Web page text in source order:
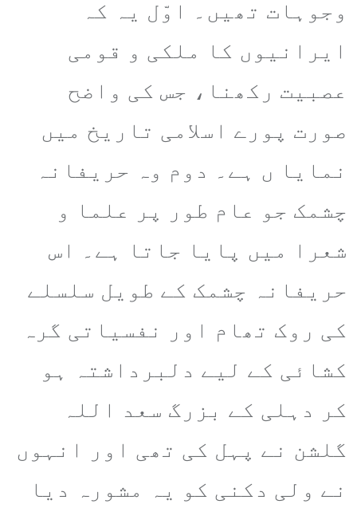
وجوہات تھیں۔ اوّل یہ کہ
ایرانیوں کا ملکی و قومی
عصبیت رکھنا، جس کی واضح
صورت پورے اسلامی تاریخ میں
نمایا ں ہے۔ دوم وہ حریفانہ
چشمک جو عام طور پر علما و
شعرا میں پایا جاتا ہے۔ اس
حریفانہ چشمک کے طویل سلسلے
کی روک تھام اور نفسیاتی گرہ
کشائی کے لیے دلبرداشتہ ہو
کر دہلی کے بزرگ سعد اللہ
گلشن نے پہل کی تھی اور انہوں
نے ولی دکنی کو یہ مشورہ دیا